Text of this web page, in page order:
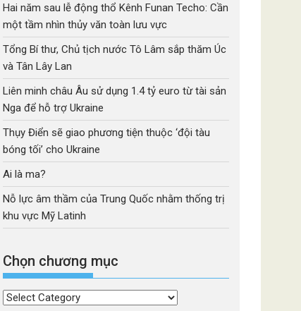
Hai năm sau lễ động thổ Kênh Funan Techo: Cần
một tầm nhìn thủy văn toàn lưu vực
Tổng Bí thư, Chủ tịch nước Tô Lâm sắp thăm Úc
và Tân Lây Lan
Liên minh châu Âu sử dụng 1.4 tỷ euro từ tài sản
Nga để hỗ trợ Ukraine
Thụy Điển sẽ giao phương tiện thuộc ‘đội tàu
bóng tối’ cho Ukraine
Ai là ma?
Nỗ lực âm thầm của Trung Quốc nhằm thống trị
khu vực Mỹ Latinh
Chọn chương mục
Chọn